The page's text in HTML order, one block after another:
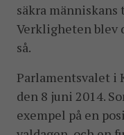
säkra
Verkligheten blev
så.
Parlamentsvalet i
den 8 juni 2014.
exempel på en